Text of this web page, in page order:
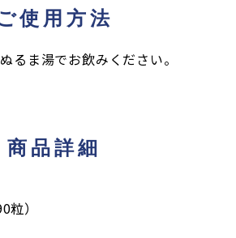
使用方法
るま湯でお飲みください。
商品詳細
）